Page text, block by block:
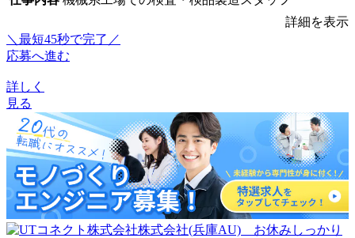
詳細を表示
＼最短45秒で完了／
応募へ進む
詳しく
見る